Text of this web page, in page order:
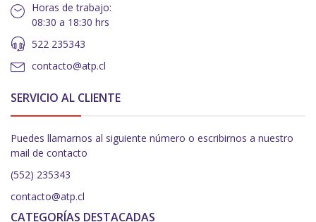
Horas de trabajo:
08:30 a 18:30 hrs
522 235343
contacto@atp.cl
SERVICIO AL CLIENTE
Puedes llamarnos al siguiente número o escribirnos a nuestro
mail de contacto
(552) 235343
contacto@atp.cl
CATEGORÍAS DESTACADAS